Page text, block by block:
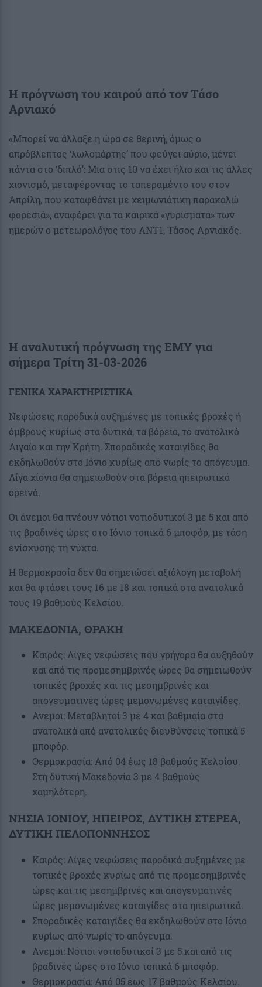
Η πρόγνωση του καιρού από τον Τάσο
Αρνιακό
«Μπορεί να άλλαξε η ώρα σε θερινή, όμως ο
απρόβλεπτος ‘λωλομάρτης’ που φεύγει αύριο, μένει
πάντα στο ‘διπλό’: Μια στις 10 να έχει ήλιο και τις άλλες
χιονισμό, μεταφέροντας το ταπεραμέντο του στον
Απρίλη, που καταφθάνει με χειμωνιάτικη παρακαλώ
φορεσιά», αναφέρει για τα καιρικά «γυρίσματα» των
ημερών ο μετεωρολόγος του ANT1, Τάσος Αρνιακός.
Η αναλυτική πρόγνωση της ΕΜΥ για
σήμερα Τρίτη 31-03-2026
ΓΕΝΙΚΑ ΧΑΡΑΚΤΗΡΙΣΤΙΚΑ
Νεφώσεις παροδικά αυξημένες με τοπικές βροχές ή
όμβρους κυρίως στα δυτικά, τα βόρεια, το ανατολικό
Αιγαίο και την Κρήτη. Σποραδικές καταιγίδες θα
εκδηλωθούν στο Ιόνιο κυρίως από νωρίς το απόγευμα.
Λίγα χίονια θα σημειωθούν στα βόρεια ηπειρωτικά
ορεινά.
Οι άνεμοι θα πνέουν νότιοι νοτιοδυτικοί 3 με 5 και από
τις βραδινές ώρες στο Ιόνιο τοπικά 6 μποφόρ, με τάση
ενίσχυσης τη νύχτα.
Η θερμοκρασία δεν θα σημειώσει αξιόλογη μεταβολή
και θα φτάσει τους 16 με 18 και τοπικά στα ανατολικά
τους 19 βαθμούς Κελσίου.
ΜΑΚΕΔΟΝΙΑ, ΘΡΑΚΗ
Καιρός: Λίγες νεφώσεις που γρήγορα θα αυξηθούν
και από τις προμεσημβρινές ώρες θα σημειωθούν
τοπικές βροχές και τις μεσημβρινές και
απογευματινές ώρες μεμονωμένες καταιγίδες.
Ανεμοι: Μεταβλητοί 3 με 4 και βαθμιαία στα
ανατολικά από ανατολικές διευθύνσεις τοπικά 5
μποφόρ.
Θερμοκρασία: Από 04 έως 18 βαθμούς Κελσίου.
Στη δυτική Μακεδονία 3 με 4 βαθμούς
χαμηλότερη.
ΝΗΣΙΑ ΙΟΝΙΟΥ, ΗΠΕΙΡΟΣ, ΔΥΤΙΚΗ ΣΤΕΡΕΑ,
ΔΥΤΙΚΗ ΠΕΛΟΠΟΝΝΗΣΟΣ
Καιρός: Λίγες νεφώσεις παροδικά αυξημένες με
τοπικές βροχές κυρίως από τις προμεσημβρινές
ώρες και τις μεσημβρινές και απογευματινές
ώρες μεμονωμένες καταιγίδες στα ηπειρωτικά.
Σποραδικές καταιγίδες θα εκδηλωθούν στο Ιόνιο
κυρίως από νωρίς το απόγευμα.
Ανεμοι: Νότιοι νοτιοδυτικοί 3 με 5 και από τις
βραδινές ώρες στο Ιόνιο τοπικά 6 μποφόρ.
Θερμοκρασία: Από 05 έως 17 βαθμούς Κελσίου.